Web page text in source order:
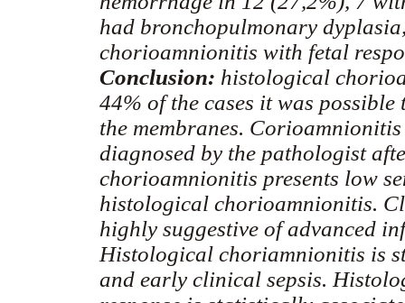
had bronchopulmonary
chorioamnionitis with fetal
Conclusion: histological
44% of the cases it was
the membranes.
diagnosed by the pathologist
chorioamnionitis presents low
histological chorioamnionitis.
highly suggestive of advanced
Histological choriamnionitis is
and early clinical sepsis.